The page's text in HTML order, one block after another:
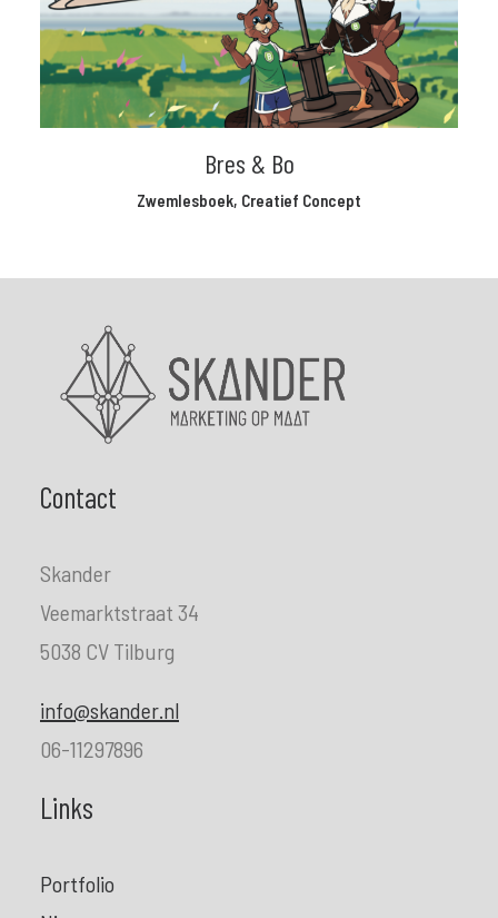
Bres & Bo
Zwemlesboek, Creatief Concept
Contact
Skander
Veemarktstraat 34
5038 CV Tilburg
info@skander.nl
06-11297896
Links
Portfolio